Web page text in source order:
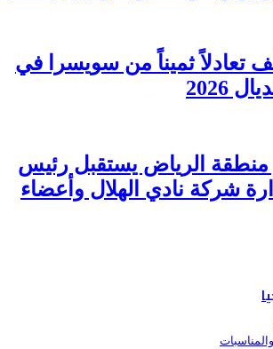
ثميناً من سويسرا في
2026
الرياض يستقبل رئيس
شركة نادي الهلال وأعضاء